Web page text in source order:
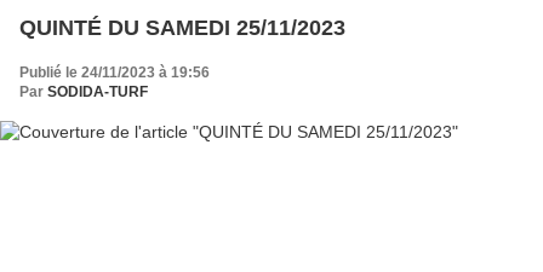
QUINTÉ DU SAMEDI 25/11/2023
Publié le 24/11/2023 à 19:56
Par SODIDA-TURF